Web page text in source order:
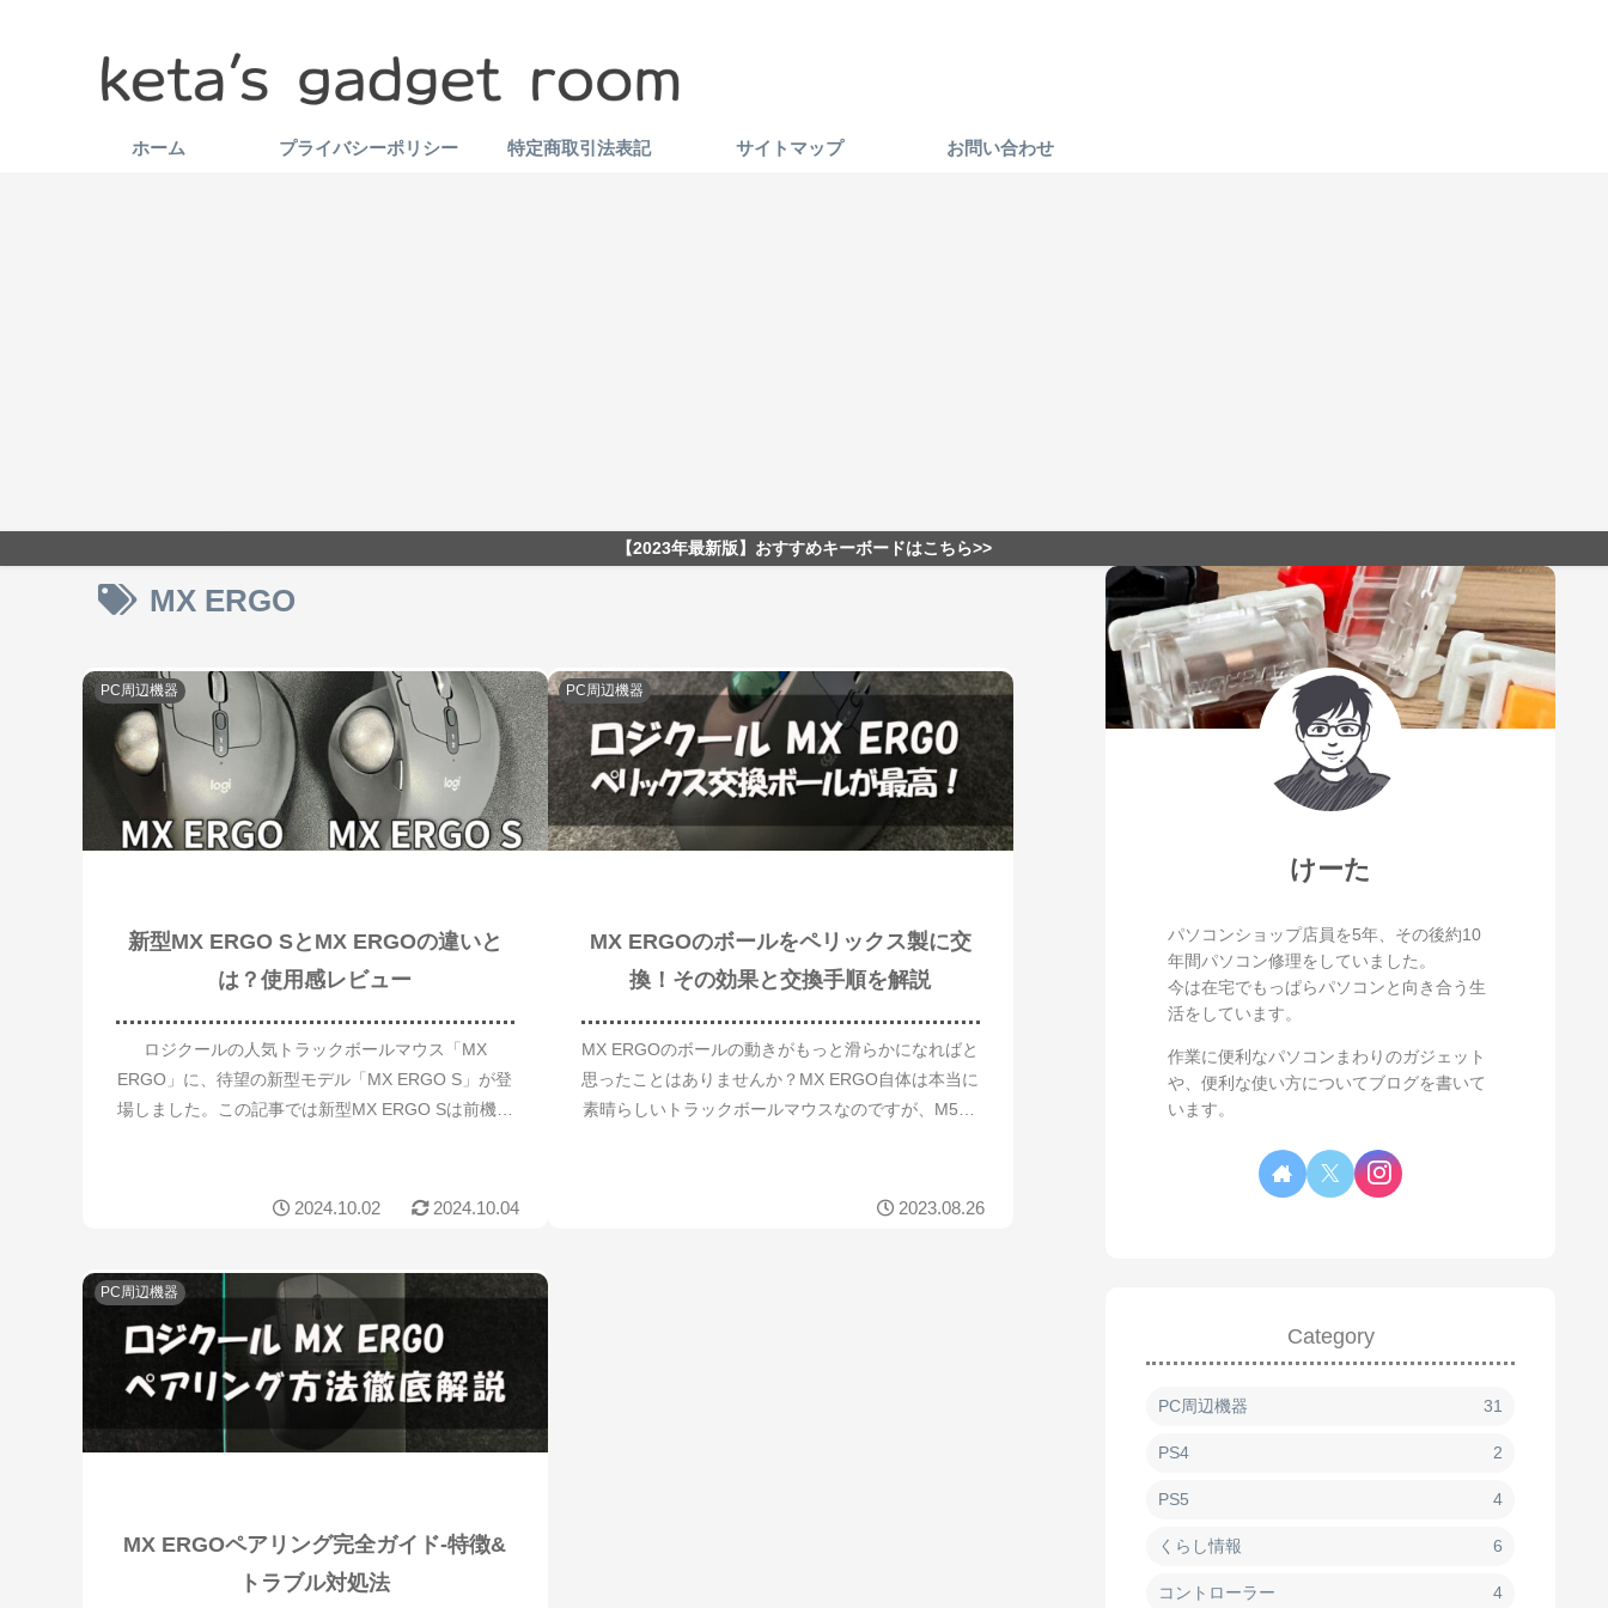
ホーム プライバシーポリシー 特定商取引法表記 サイトマップ お問い合わせ
【2023年最新版】おすすめキーボードはこちら>>
MX ERGO
PC周辺機器
新型MX ERGO SとMX ERGOの違いと
は？使用感レビュー
ロジクールの人気トラックボールマウス「MX
ERGO」に、待望の新型モデル「MX ERGO S」が登
場しました。この記事では新型MX ERGO Sは前機種
2024.10.02 2024.10.04
PC周辺機器
MX ERGOのボールをペリックス製に交
換！その効果と交換手順を解説
MX ERGOのボールの動きがもっと滑らかになればと
思ったことはありませんか？MX ERGO自体は本当に
素晴らしいトラックボールマウスなのですが、M575
2023.08.26
PC周辺機器
MX ERGOペアリング完全ガイド-特徴&
トラブル対処法
けーた
パソコンショップ店員を5年、その後約10
年間パソコン修理をしていました。
今は在宅でもっぱらパソコンと向き合う生
活をしています。
作業に便利なパソコンまわりのガジェット
や、便利な使い方についてブログを書いて
います。
Category
PC周辺機器 31
PS4 2
PS5 4
くらし情報 6
コントローラー 4